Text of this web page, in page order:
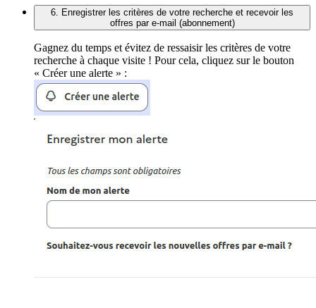
6. Enregistrer les critères de votre recherche et recevoir les
offres par e-mail (abonnement)
Gagnez du temps et évitez de ressaisir les critères de votre
recherche à chaque visite ! Pour cela, cliquez sur le bouton
« Créer une alerte » :